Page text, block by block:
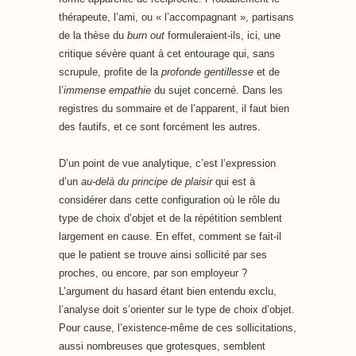
thérapeute, l’ami, ou « l’accompagnant », partisans
de la thèse du burn out formuleraient-ils, ici, une
critique sévère quant à cet entourage qui, sans
scrupule, profite de la profonde gentillesse et de
l’immense empathie du sujet concerné. Dans les
registres du sommaire et de l’apparent, il faut bien
des fautifs, et ce sont forcément les autres.
D’un point de vue analytique, c’est l’expression
d’un au-delà du principe de plaisir qui est à
considérer dans cette configuration où le rôle du
type de choix d’objet et de la répétition semblent
largement en cause. En effet, comment se fait-il
que le patient se trouve ainsi sollicité par ses
proches, ou encore, par son employeur ?
L’argument du hasard étant bien entendu exclu,
l’analyse doit s’orienter sur le type de choix d’objet.
Pour cause, l’existence-même de ces sollicitations,
aussi nombreuses que grotesques, semblent